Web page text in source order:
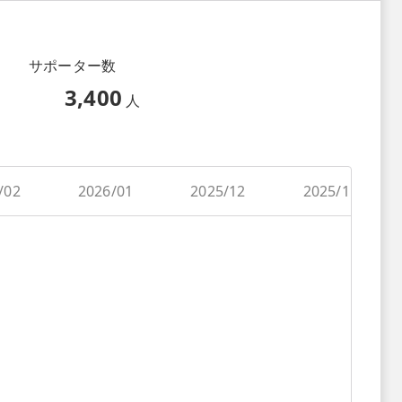
サポーター数
3,400 人
02 2026/01 2025/12 2025/11